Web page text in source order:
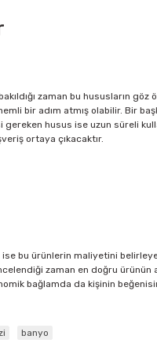
zaman bu hususların
bir adım atmış olabilir. Bir
husus ise uzun süreli
ortaya çıkacaktır.
bu ürünlerin maliyetini
zaman en doğru
bağlamda da kişinin
banyo